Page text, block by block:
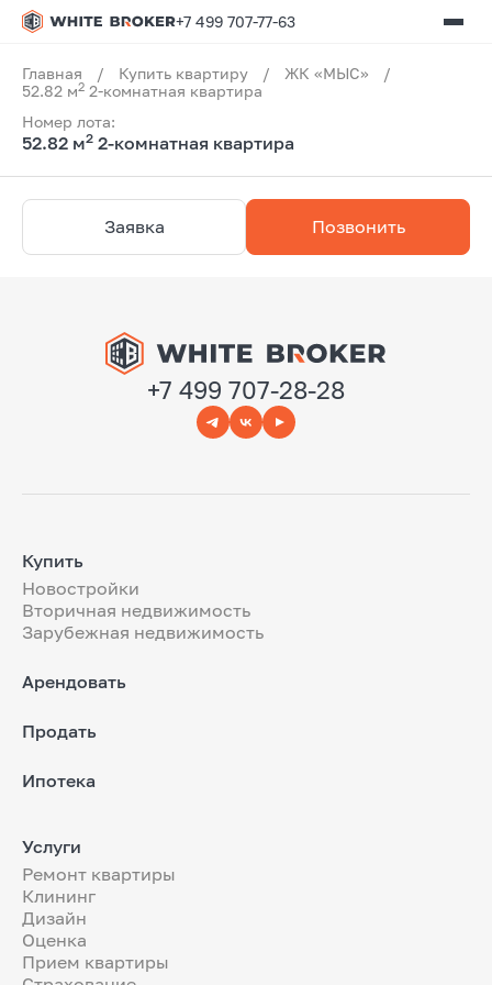
+7 499 707-77-63
Главная / Купить квартиру / ЖК «МЫС»
/
52.82 м2 2-комнатная квартира
Номер лота:
52.82 м2 2-комнатная квартира
Заявка Позвонить
+7 499 707-28-28
Купить
Новостройки
Вторичная недвижимость
Зарубежная недвижимость
Арендовать
Продать
Ипотека
Услуги
Ремонт квартиры
Клининг
Дизайн
Оценка
Прием квартиры